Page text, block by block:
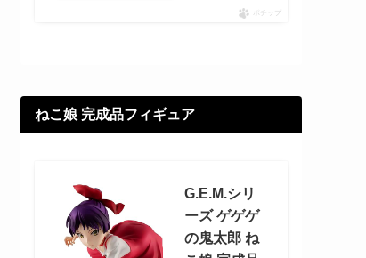
ポチップ
ねこ娘 完成品フィギュア
G.E.M.シリ
ーズ ゲゲゲ
の鬼太郎 ね